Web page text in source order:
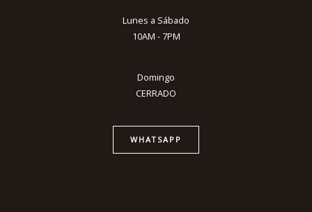
Lunes a Sábado
10AM - 7PM
Domingo
CERRADO
WHATSAPP